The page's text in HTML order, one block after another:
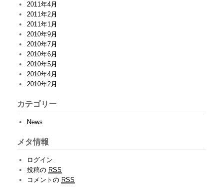
2011年4月
2011年2月
2011年1月
2010年9月
2010年7月
2010年6月
2010年5月
2010年4月
2010年2月
カテゴリー
News
メタ情報
ログイン
投稿の RSS
コメントの RSS